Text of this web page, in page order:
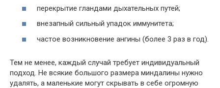
перекрытие гландами дыхательных путей;
внезапный сильный упадок иммунитета;
частое возникновение ангины (более 3 раз в год).
Тем не менее, каждый случай требует индивидуальный
подход. Не всякие большого размера миндалины нужно
удалять, а маленькие могут скрывать в себе огромную